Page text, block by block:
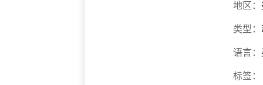
地区：
类型：
语言：
标签：